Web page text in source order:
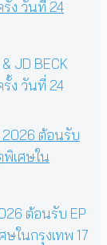
JD BECK
ง วันที่ 24
ต้อนรับ EP
ษในกรุงเทพ 17